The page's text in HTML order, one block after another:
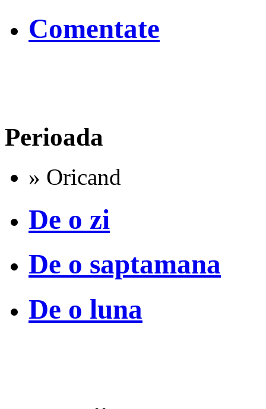
Comentate
Perioada
» Oricand
De o zi
De o saptamana
De o luna